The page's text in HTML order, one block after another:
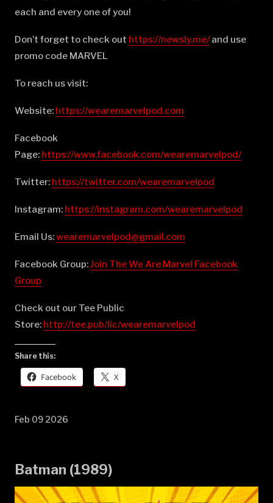
each and every one of you!
Don’t forget to check out ⁠⁠⁠⁠⁠⁠⁠⁠⁠⁠⁠⁠⁠⁠⁠⁠⁠⁠⁠⁠⁠⁠⁠⁠⁠⁠⁠⁠⁠⁠⁠⁠⁠⁠⁠⁠⁠⁠⁠⁠⁠⁠⁠⁠⁠⁠⁠⁠⁠⁠⁠⁠⁠⁠⁠⁠⁠⁠⁠⁠⁠⁠https://newsly.me/⁠⁠⁠⁠⁠⁠⁠⁠⁠⁠⁠⁠⁠⁠⁠⁠⁠⁠⁠⁠⁠⁠⁠⁠⁠⁠⁠⁠⁠⁠⁠⁠⁠⁠⁠⁠⁠⁠⁠⁠⁠⁠⁠⁠⁠⁠⁠⁠⁠⁠⁠⁠⁠⁠⁠⁠⁠⁠⁠⁠⁠⁠ and use
promo code MARVEL
To reach us visit:
Website: ⁠⁠⁠⁠⁠⁠⁠⁠⁠⁠⁠⁠⁠⁠⁠⁠⁠⁠⁠⁠⁠⁠⁠⁠⁠⁠⁠⁠⁠⁠⁠⁠⁠⁠⁠⁠⁠⁠⁠⁠⁠⁠⁠⁠⁠⁠⁠⁠⁠⁠⁠⁠⁠⁠⁠⁠⁠⁠⁠⁠⁠⁠https://wearemarvelpod.com⁠⁠⁠⁠⁠⁠⁠⁠⁠⁠⁠⁠⁠⁠⁠⁠⁠⁠⁠⁠⁠⁠⁠⁠⁠⁠⁠⁠⁠⁠⁠⁠⁠⁠⁠⁠⁠⁠⁠⁠⁠⁠⁠⁠⁠⁠⁠⁠⁠⁠⁠⁠⁠⁠⁠⁠⁠⁠⁠⁠⁠⁠
Facebook
Page: ⁠⁠⁠⁠⁠⁠⁠⁠⁠⁠⁠⁠⁠⁠⁠⁠⁠⁠⁠⁠⁠⁠⁠⁠⁠⁠⁠⁠⁠⁠⁠⁠⁠⁠⁠⁠⁠⁠⁠⁠⁠⁠⁠⁠⁠⁠⁠⁠⁠⁠⁠⁠⁠⁠⁠⁠⁠⁠⁠⁠⁠⁠https://www.facebook.com/wearemarvelpod/⁠⁠⁠⁠⁠⁠⁠⁠⁠⁠⁠⁠⁠⁠⁠⁠⁠⁠⁠⁠⁠⁠⁠⁠⁠⁠⁠⁠⁠⁠⁠⁠⁠⁠⁠⁠⁠⁠⁠⁠⁠⁠⁠⁠⁠⁠⁠⁠⁠⁠⁠⁠⁠⁠⁠⁠⁠⁠⁠⁠⁠⁠
Twitter: ⁠⁠⁠⁠⁠⁠⁠⁠⁠⁠⁠⁠⁠⁠⁠⁠⁠⁠⁠⁠⁠⁠⁠⁠⁠⁠⁠⁠⁠⁠⁠⁠⁠⁠⁠⁠⁠⁠⁠⁠⁠⁠⁠⁠⁠⁠⁠⁠⁠⁠⁠⁠⁠⁠⁠⁠⁠⁠⁠⁠⁠⁠https://twitter.com/wearemarvelpod⁠⁠⁠⁠⁠⁠⁠⁠⁠⁠⁠⁠⁠⁠⁠⁠⁠⁠⁠⁠⁠⁠⁠⁠⁠⁠⁠⁠⁠⁠⁠⁠⁠⁠⁠⁠⁠⁠⁠⁠⁠⁠⁠⁠⁠⁠⁠⁠⁠⁠⁠⁠⁠⁠⁠⁠⁠⁠⁠⁠⁠⁠
Instagram: ⁠⁠⁠⁠⁠⁠⁠⁠⁠⁠⁠⁠⁠⁠⁠⁠⁠⁠⁠⁠⁠⁠⁠⁠⁠⁠⁠⁠⁠⁠⁠⁠⁠⁠⁠⁠⁠⁠⁠⁠⁠⁠⁠⁠⁠⁠⁠⁠⁠⁠⁠⁠⁠⁠⁠⁠⁠⁠⁠⁠⁠⁠https://instagram.com/wearemarvelpod⁠⁠⁠⁠⁠⁠⁠⁠⁠⁠⁠⁠⁠⁠⁠⁠⁠⁠⁠⁠⁠⁠⁠⁠⁠⁠⁠⁠⁠⁠⁠⁠⁠⁠⁠⁠⁠⁠⁠⁠⁠⁠⁠⁠⁠⁠⁠⁠⁠⁠⁠⁠⁠⁠⁠⁠⁠⁠⁠⁠⁠⁠
Email Us:⁠⁠⁠⁠⁠⁠⁠⁠⁠⁠⁠⁠⁠⁠⁠⁠⁠⁠⁠⁠⁠⁠⁠⁠⁠⁠⁠⁠⁠⁠⁠⁠⁠⁠⁠⁠⁠⁠⁠⁠⁠⁠⁠⁠⁠⁠⁠⁠⁠⁠⁠⁠⁠⁠⁠⁠⁠⁠⁠⁠⁠⁠wearemarvelpod@gmail.com⁠⁠⁠⁠⁠⁠⁠⁠⁠⁠⁠⁠⁠⁠⁠⁠⁠⁠⁠⁠⁠⁠⁠⁠⁠⁠⁠⁠⁠⁠⁠⁠⁠⁠⁠⁠⁠⁠⁠⁠⁠⁠⁠⁠⁠⁠⁠⁠⁠⁠⁠⁠⁠⁠⁠⁠⁠⁠⁠⁠⁠⁠
Facebook Group:⁠⁠⁠⁠⁠⁠⁠⁠⁠⁠⁠⁠⁠⁠⁠⁠⁠⁠⁠⁠⁠⁠⁠⁠⁠⁠⁠⁠⁠⁠⁠⁠⁠⁠⁠⁠⁠⁠⁠⁠⁠⁠⁠⁠⁠⁠⁠⁠⁠⁠⁠⁠⁠⁠⁠⁠⁠⁠⁠⁠⁠⁠Join The We Are Marvel Facebook
Group⁠⁠⁠⁠⁠⁠⁠⁠⁠⁠⁠⁠⁠⁠⁠⁠⁠⁠⁠⁠⁠⁠⁠⁠⁠⁠⁠⁠⁠⁠⁠⁠⁠⁠⁠⁠⁠⁠⁠⁠⁠⁠⁠⁠⁠⁠⁠⁠⁠⁠⁠⁠⁠⁠⁠⁠⁠⁠⁠⁠⁠⁠
Check out our Tee Public
Store: ⁠⁠⁠⁠⁠⁠⁠⁠⁠⁠⁠⁠⁠⁠⁠⁠⁠⁠⁠⁠⁠⁠⁠⁠⁠⁠⁠⁠⁠⁠⁠⁠⁠⁠⁠⁠⁠⁠⁠⁠⁠⁠⁠⁠⁠⁠⁠⁠⁠⁠⁠⁠⁠⁠⁠⁠⁠⁠⁠⁠⁠⁠http://tee.pub/lic/wearemarvelpod⁠
Share this:
Facebook X
Feb 09 2026
Batman (1989)